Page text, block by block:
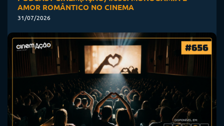
AMOR ROMÂNTICO NO CINEMA
31/07/2026